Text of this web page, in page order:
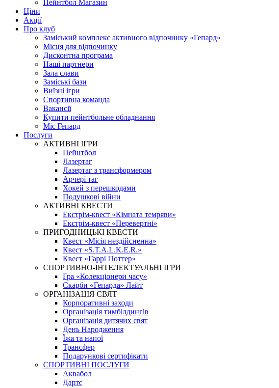
Пейнтбол Магазин
Ціни
Акції
Про клуб
Заміський комплекс активного відпочинку «Гепард»
Місця для відпочинку
Дисконтна програма
Наші партнери
Зала слави
Заміські бази
Виїзні ігри
Спортивна команда
Вакансії
Купити пейнтбольне обладнання
Міс Гепард
Послуги
АКТИВНІ ІГРИ
Пейнтбол
Лазертаг
Лазертаг з трансформером
Арчері таг
Хокей з перешкодами
Подушкові війни
АКТИВНІ КВЕСТИ
Екстрім-квест «Кімната темряви»
Екстрім-квест «Перевертні»
ПРИГОДНИЦЬКІ КВЕСТИ
Квест «Місія нездійсненна»
Квест «S.T.A.L.K.E.R.»
Квест «Гаррі Поттер»
СПОРТИВНО-ІНТЕЛЕКТУАЛЬНІ ІГРИ
Гра «Колекціонери часу»
Скарби «Гепарда» Лайт
ОРГАНІЗАЦІЯ СВЯТ
Корпоративні заходи
Організація тимбілдингів
Організація дитячих свят
День Народження
Їжа та напої
Трансфер
Подарункові сертифікати
СПОРТИВНІ ПОСЛУГИ
Аквабол
Дартс